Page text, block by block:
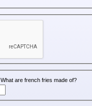
are french fries made of?